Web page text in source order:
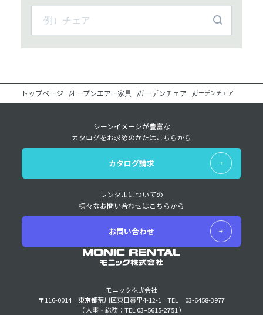
トップページ オープンエアー家具 ガーデンチェア ガーデンチェア
モニック株式会社
〒116-0014 東京都荒川区東日暮里4-12-1
TEL 03-6458-3977
（ 人事・総務：TEL 03–5615-2751 ）
シーンイメージが豊富な
カタログをお求めのかたはこちらから
カタログ請求
レンタルについての
様々なお問い合わせはこちらから
お問い合わせ